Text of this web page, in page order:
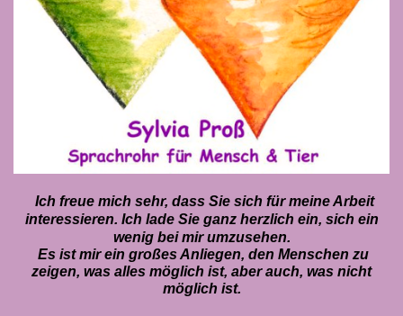
Ich freue mich sehr, dass Sie sich für meine Arbeit
interessieren. Ich lade Sie ganz herzlich ein, sich ein
wenig bei mir umzusehen.
Es ist mir ein großes Anliegen, den Menschen zu
zeigen, was alles möglich ist, aber auch, was nicht
möglich ist.